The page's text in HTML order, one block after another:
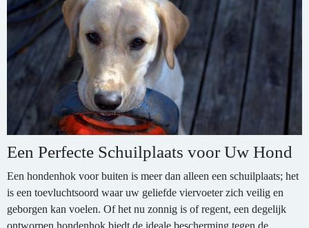
Een Perfecte Schuilplaats voor Uw Hond
Een hondenhok voor buiten is meer dan alleen een schuilplaats; het
is een toevluchtsoord waar uw geliefde viervoeter zich veilig en
geborgen kan voelen. Of het nu zonnig is of regent, een degelijk